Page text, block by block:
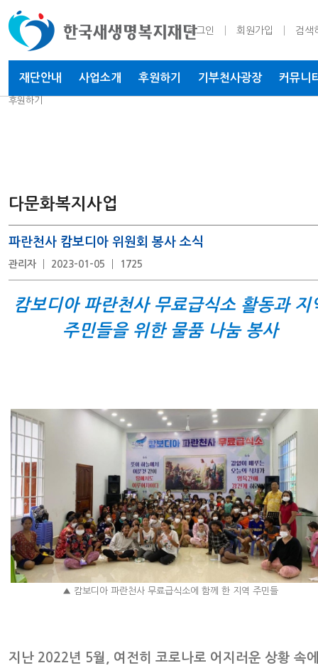
재단안내 사업소개 후원하기 기부천사광장 커뮤니
로그인 회원가입 검색
후원하기
다문화복지사업
파란천사 캄보디아 위원회 봉사 소식
관리자 2023-01-05 1725
캄보디아 파란천사 무료급식소 활동과 지
주민들을 위한 물품 나눔 봉사
▲ 캄보디아 파란천사 무료급식소에 함께 한 지역 주민들
지난 2022년 5월, 여전히 코로나로 어지러운 상황 속